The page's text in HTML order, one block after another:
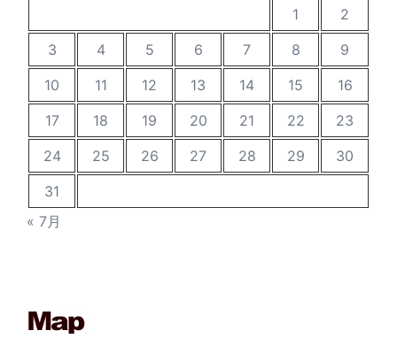
1
2
3
4 5 6 7 8
9
10
11 12 13 14 15
16
17
18 19 20 21 22
23
24
25 26 27 28 29
30
31
« 7月